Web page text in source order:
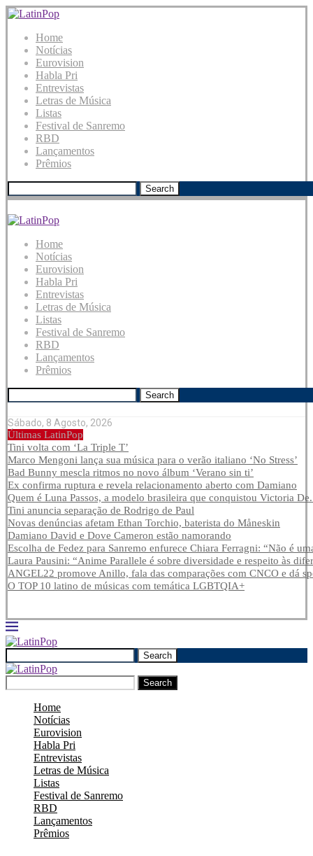
Home
Notícias
Eurovision
Habla Pri
Entrevistas
Letras de Música
Listas
Festival de Sanremo
RBD
Lançamentos
Prêmios
Search
Home
Notícias
Eurovision
Habla Pri
Entrevistas
Letras de Música
Listas
Festival de Sanremo
RBD
Lançamentos
Prêmios
Search
Sábado, 8 Agosto, 2026
Últimas LatinPop
Tini volta com ‘La Triple T’
Marco Mengoni lança sua música para o verão italiano ‘No Stress’
Bad Bunny mescla ritmos no novo álbum ‘Verano sin ti’
Ex confirma ruptura e revela relacionamento aberto com Damiano
Quem é Luna Passos, a modelo brasileira que conquistou Victoria
Tini anuncia separação de Rodrigo de Paul
Novas denúncias afetam Ethan Torchio, baterista do Måneskin
Damiano David e Dove Cameron estão namorando
Escolha de Fedez para Sanremo enfurece Chiara Ferragni: “Não é
Laura Pausini: “Anime Parallele é sobre diversidade e respeito às
ANGEL22 promove Anillo, fala das comparações com CNCO e dá
O TOP 10 latino de músicas com temática LGBTQIA+
Search
Search
Home
Notícias
Eurovision
Habla Pri
Entrevistas
Letras de Música
Listas
Festival de Sanremo
RBD
Lançamentos
Prêmios